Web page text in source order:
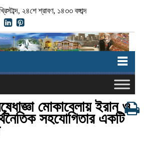
২৪শে শ্রাবণ, ১৪৩৩ বঙ্গাব্দ
মোকাবেলায় ইরান ও
সহযোগিতার একটি